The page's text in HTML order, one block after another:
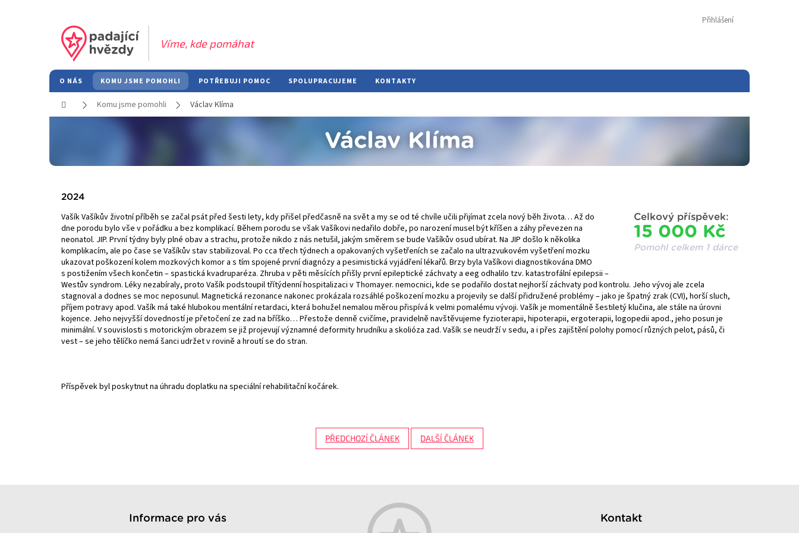
Přihlášení
O NÁS KOMU JSME POMOHLI POTŘEBUJI POMOC SPOLUPRACUJEME KONTAKTY
Domů Komu jsme pomohli Václav Klíma
Václav Klíma
Celkový příspěvek:
15 000 Kč
Pomohl celkem 1 dárce
2024
Vašík Vašíkův životní příběh se začal psát před šesti lety, kdy přišel předčasně na svět a my se od té chvíle učili přijímat zcela nový běh života… Až do
dne porodu bylo vše v pořádku a bez komplikací. Během porodu se však Vašíkovi nedařilo dobře, po narození musel být kříšen a záhy převezen na
neonatol. JIP. První týdny byly plné obav a strachu, protože nikdo z nás netušil, jakým směrem se bude Vašíkův osud ubírat. Na JIP došlo k několika
komplikacím, ale po čase se Vašíkův stav stabilizoval. Po cca třech týdnech a opakovaných vyšetřeních se začalo na ultrazvukovém vyšetření mozku
ukazovat poškození kolem mozkových komor a s tím spojené první diagnózy a pesimistická vyjádření lékařů. Brzy byla Vašíkovi diagnostikována DMO
s postižením všech končetin – spastická kvadruparéza. Zhruba v pěti měsících přišly první epileptické záchvaty a eeg odhalilo tzv. katastrofální epilepsii –
Westův syndrom. Léky nezabíraly, proto Vašík podstoupil třítýdenní hospitalizaci v Thomayer. nemocnici, kde se podařilo dostat nejhorší záchvaty pod kontrolu. Jeho vývoj ale zcela
stagnoval a dodnes se moc neposunul. Magnetická rezonance nakonec prokázala rozsáhlé poškození mozku a projevily se další přidružené problémy – jako je špatný zrak (CVI), horší sluch,
příjem potravy apod. Vašík má také hlubokou mentální retardaci, která bohužel nemalou měrou přispívá k velmi pomalému vývoji. Vašík je momentálně šestiletý klučina, ale stále na úrovni
kojence. Jeho nejvyšší dovedností je přetočení ze zad na bříško… Přestože denně cvičíme, pravidelně navštěvujeme fyzioterapii, hipoterapii, ergoterapii, logopedii apod., jeho posun je
minimální. V souvislosti s motorickým obrazem se již projevují významné deformity hrudníku a skolióza zad. Vašík se neudrží v sedu, a i přes zajištění polohy pomocí různých pelot, pásů, či
vest – se jeho tělíčko nemá šanci udržet v rovině a hroutí se do stran.
Příspěvek byl poskytnut na úhradu doplatku na speciální rehabilitační kočárek.
PŘEDCHOZÍ ČLÁNEK DALŠÍ ČLÁNEK
Informace pro vás Kontakt